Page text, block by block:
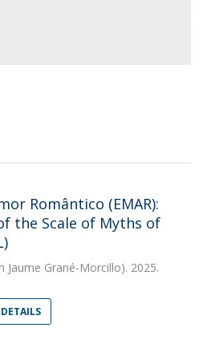
Romântico (EMAR):
the Scale of Myths of
Jaume Grané-Morcillo). 2025.